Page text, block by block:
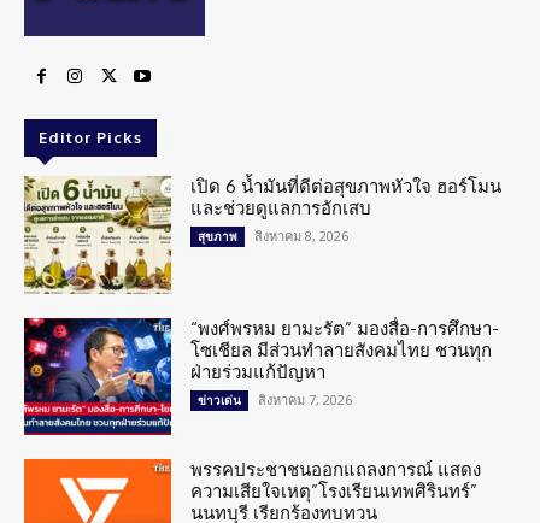
Editor Picks
เปิด 6 น้ำมันที่ดีต่อสุขภาพหัวใจ ฮอร์โมน
และช่วยดูแลการอักเสบ
สุขภาพ สิงหาคม 8, 2026
“พงศ์พรหม ยามะรัต” มองสื่อ-การศึกษา-
โซเชียล มีส่วนทำลายสังคมไทย ชวนทุก
ฝ่ายร่วมแก้ปัญหา
ข่าวเด่น สิงหาคม 7, 2026
พรรคประชาชนออกแถลงการณ์ แสดง
ความเสียใจเหตุ”โรงเรียนเทพศิรินทร์”
นนทบุรี เรียกร้องทบทวน